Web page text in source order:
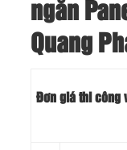
ngăn
Quang
Đơn giá thi công